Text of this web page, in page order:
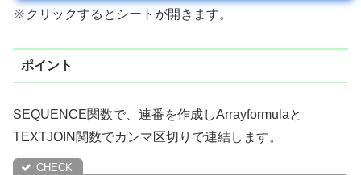
※クリックするとシートが開きます。
ポイント
SEQUENCE関数で、連番を作成しArrayformulaと
TEXTJOIN関数でカンマ区切りで連結します。